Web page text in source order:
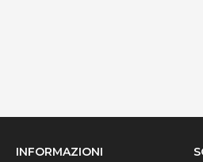
INFORMAZIONI